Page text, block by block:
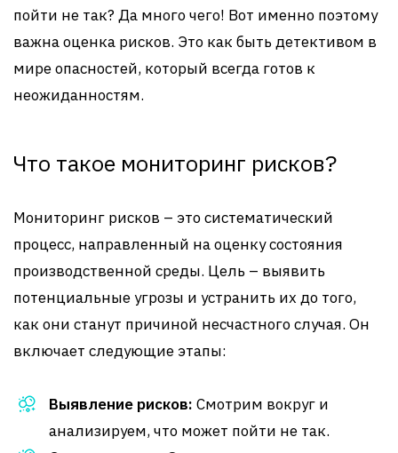
пойти не так? Да много чего! Вот именно поэтому
важна оценка рисков. Это как быть детективом в
мире опасностей, который всегда готов к
неожиданностям.
Что такое мониторинг рисков?
Мониторинг рисков – это систематический
процесс, направленный на оценку состояния
производственной среды. Цель – выявить
потенциальные угрозы и устранить их до того,
как они станут причиной несчастного случая. Он
включает следующие этапы:
Выявление рисков: Смотрим вокруг и
анализируем, что может пойти не так.